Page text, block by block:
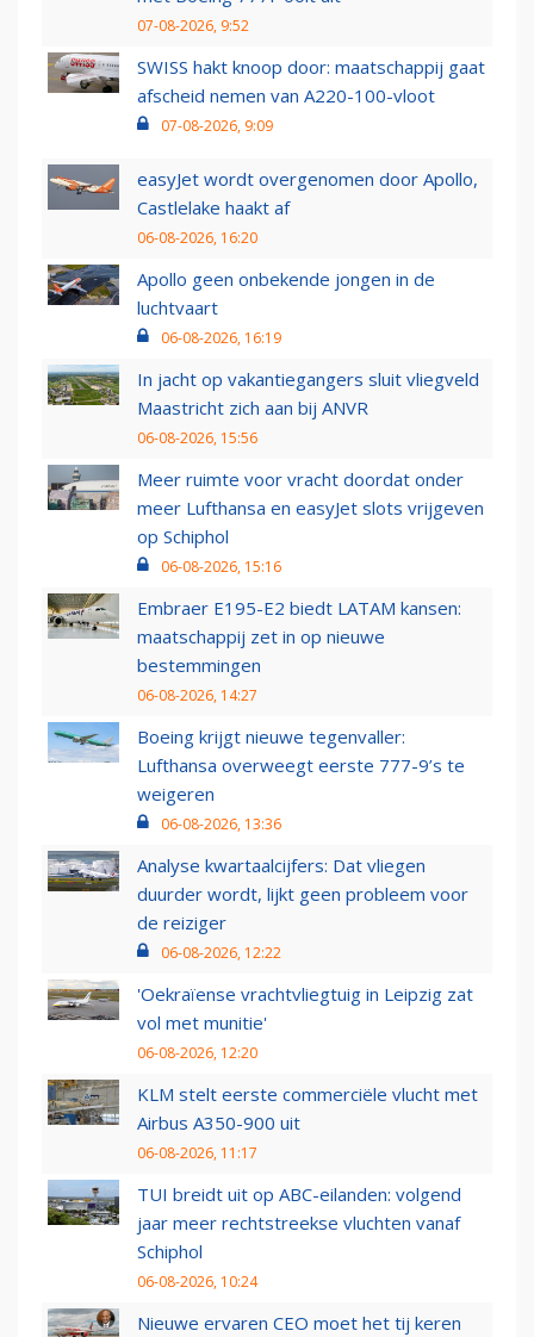
07-08-2026, 9:52
SWISS hakt knoop door: maatschappij gaat
afscheid nemen van A220-100-vloot
07-08-2026, 9:09
easyJet wordt overgenomen door Apollo,
Castlelake haakt af
06-08-2026, 16:20
Apollo geen onbekende jongen in de
luchtvaart
06-08-2026, 16:19
In jacht op vakantiegangers sluit vliegveld
Maastricht zich aan bij ANVR
06-08-2026, 15:56
Meer ruimte voor vracht doordat onder
meer Lufthansa en easyJet slots vrijgeven
op Schiphol
06-08-2026, 15:16
Embraer E195-E2 biedt LATAM kansen:
maatschappij zet in op nieuwe
bestemmingen
06-08-2026, 14:27
Boeing krijgt nieuwe tegenvaller:
Lufthansa overweegt eerste 777-9’s te
weigeren
06-08-2026, 13:36
Analyse kwartaalcijfers: Dat vliegen
duurder wordt, lijkt geen probleem voor
de reiziger
06-08-2026, 12:22
'Oekraïense vrachtvliegtuig in Leipzig zat
vol met munitie'
06-08-2026, 12:20
KLM stelt eerste commerciële vlucht met
Airbus A350-900 uit
06-08-2026, 11:17
TUI breidt uit op ABC-eilanden: volgend
jaar meer rechtstreekse vluchten vanaf
Schiphol
06-08-2026, 10:24
Nieuwe ervaren CEO moet het tij keren